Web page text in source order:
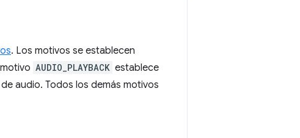
. Los motivos se establecen
AUDIO_PLAYBACK establece
audio. Todos los demás motivos